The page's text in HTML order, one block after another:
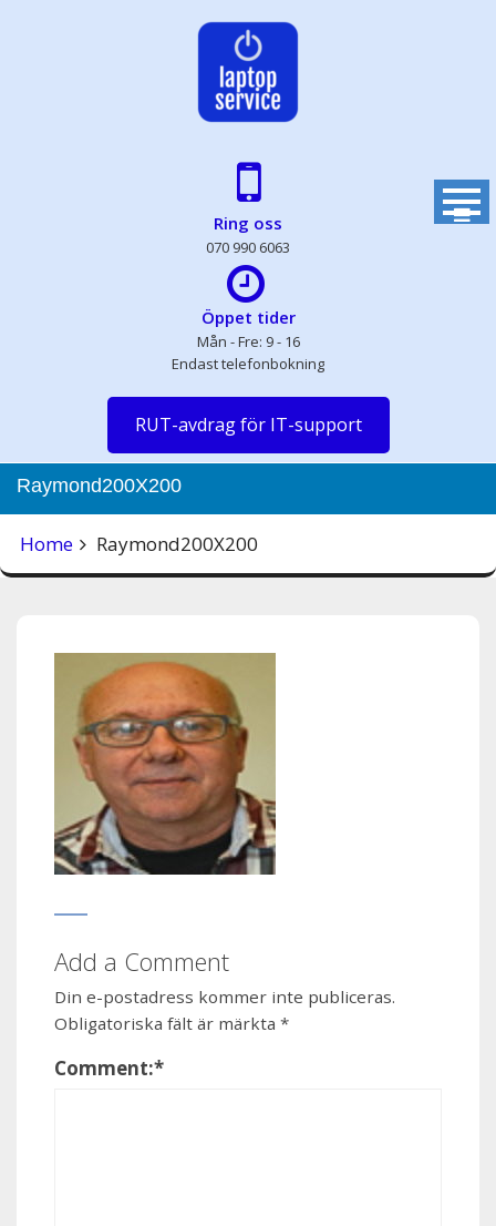
Ring oss
070 990 6063
Öppet tider
Mån - Fre: 9 - 16
Endast telefonbokning
RUT-avdrag för IT-support
Raymond200X200
Home Raymond200X200
Add a Comment
Din e-postadress kommer inte publiceras.
Obligatoriska fält är märkta *
Comment:*